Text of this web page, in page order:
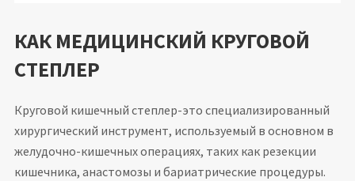
КАК МЕДИЦИНСКИЙ КРУГОВОЙ
СТЕПЛЕР
Круговой кишечный степлер-это специализированный
хирургический инструмент, используемый в основном в
желудочно-кишечных операциях, таких как резекции
кишечника, анастомозы и бариатрические процедуры.